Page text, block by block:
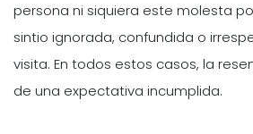
persona ni siquiera este molesta
sintio ignorada, confundida o
visita. En todos estos casos, la
de una expectativa incumplida.